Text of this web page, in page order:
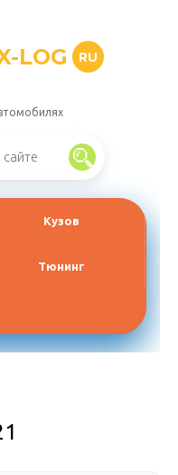
LOG RU
Кузов
Тюнинг